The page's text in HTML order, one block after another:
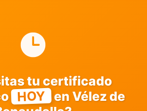
tu certificado
HOY en Vélez de